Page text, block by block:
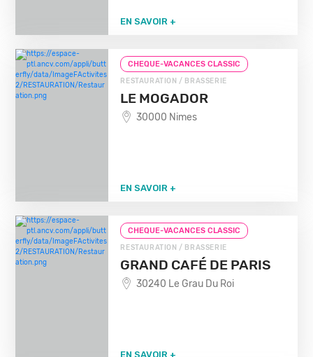
EN SAVOIR +
CHEQUE-VACANCES CLASSIC
RESTAURATION / BRASSERIE
LE MOGADOR
30000 Nimes
EN SAVOIR +
CHEQUE-VACANCES CLASSIC
RESTAURATION / BRASSERIE
GRAND CAFÉ DE PARIS
30240 Le Grau Du Roi
EN SAVOIR +